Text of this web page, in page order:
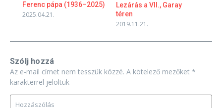
Ferenc pápa (1936–2025)​
2025.04.21.
Lezárás a VII., Garay
téren
2019.11.21.
Szólj hozzá
Az e-mail címet nem tesszük közzé. A kötelező mezőket *
karakterrel jelöltük